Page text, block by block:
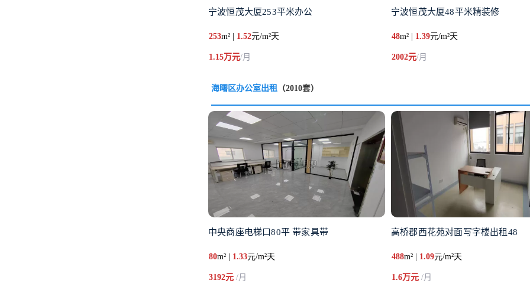
宁波恒茂大厦253平米办公
253m² | 1.52元/m²天
1.15万元/月
宁波恒茂大厦48平米精装修
48m² | 1.39元/m²天
2002元/月
海曙区办公室出租 （2010套）
中央商座电梯口80平 带家具带
80m² | 1.33元/m²天
3192元 /月
高桥郡西花苑对面写字楼出租48
488m² | 1.09元/m²天
1.6万元 /月